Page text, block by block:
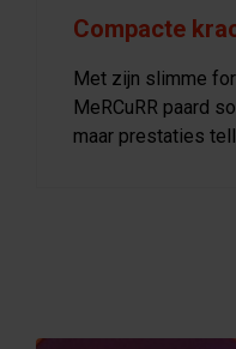
Compacte
Met zijn slimme
MeRCuRR paard
maar prestaties